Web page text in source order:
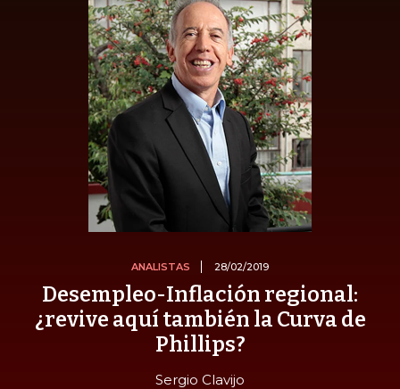
ANALISTAS 28/02/2019
Desempleo-Inflación regional:
¿revive aquí también la Curva de
Phillips?
Sergio Clavijo